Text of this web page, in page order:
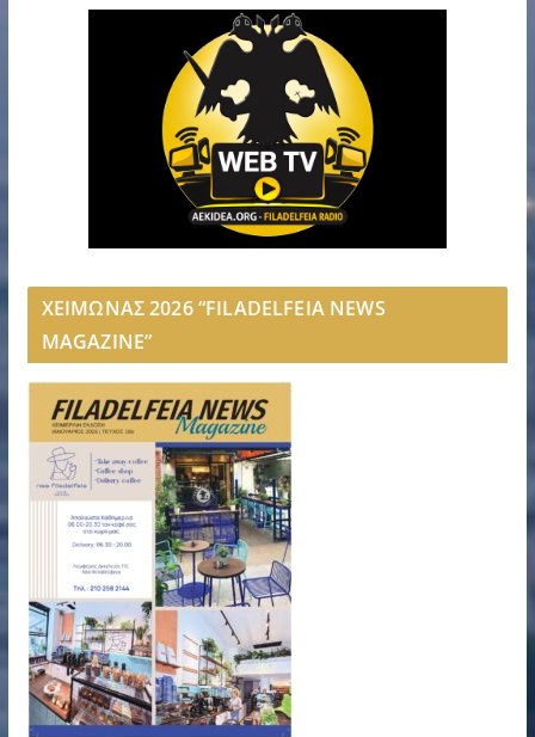
ΧΕΙΜΩΝΑΣ 2026 “FILADELFEIA NEWS
MAGAZINE”